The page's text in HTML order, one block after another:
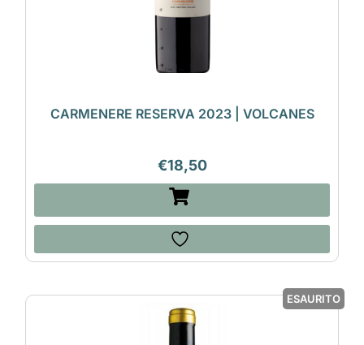
CARMENERE RESERVA 2023 | VOLCANES
€18,50
ESAURITO